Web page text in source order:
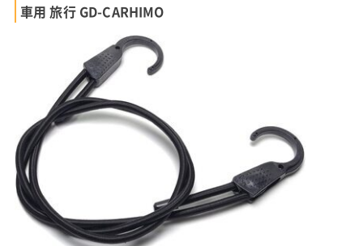
車用 旅行 GD-CARHIMO